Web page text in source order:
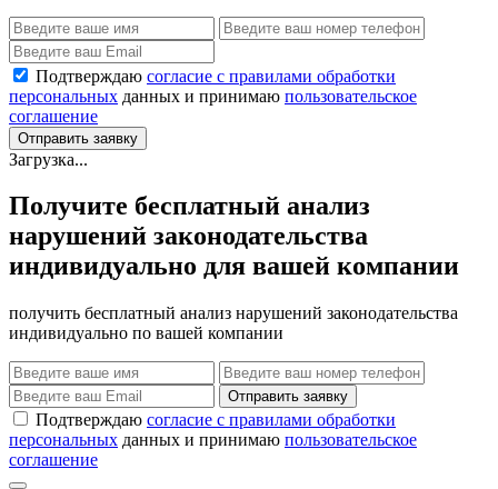
Подтверждаю согласие с правилами обработки
персональных данных и принимаю пользовательское
соглашение
Отправить заявку
Загрузка...
Получите бесплатный анализ
нарушений законодательства
индивидуально для вашей компании
получить бесплатный анализ нарушений законодательства
индивидуально по вашей компании
Отправить заявку
Подтверждаю согласие с правилами обработки
персональных данных и принимаю пользовательское
соглашение